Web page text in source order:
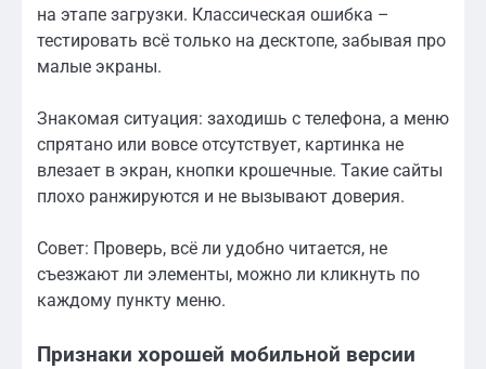
на этапе загрузки. Классическая ошибка –
тестировать всё только на десктопе, забывая про
малые экраны.
Знакомая ситуация: заходишь с телефона, а меню
спрятано или вовсе отсутствует, картинка не
влезает в экран, кнопки крошечные. Такие сайты
плохо ранжируются и не вызывают доверия.
Совет: Проверь, всё ли удобно читается, не
съезжают ли элементы, можно ли кликнуть по
каждому пункту меню.
Признаки хорошей мобильной версии